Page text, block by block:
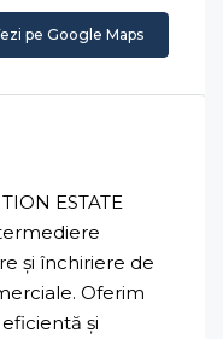
pe Google Maps
ESTATE
și închiriere de
Oferim
și